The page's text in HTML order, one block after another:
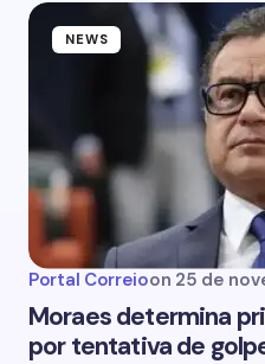
NEWS
Portal Correioon 25 de
Moraes determina
por tentativa de